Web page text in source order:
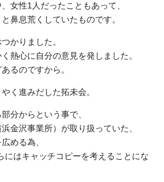
女性1人だったこともあって、
と鼻息荒くしていたものです。
かりました。
熱心に自分の意見を発しました。
るのですから。
く進みだした拓未会。
分からという事で、
金沢事業所）が取り扱っていた、
める為、
にはキャッチコピーを考えることにな